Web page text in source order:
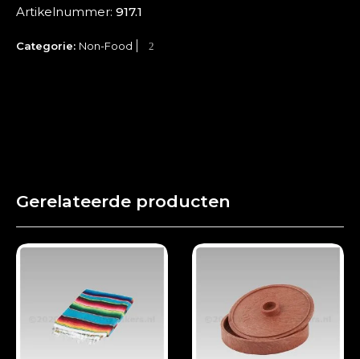
Artikelnummer: 917.1
Categorie: Non-Food
Gerelateerde producten